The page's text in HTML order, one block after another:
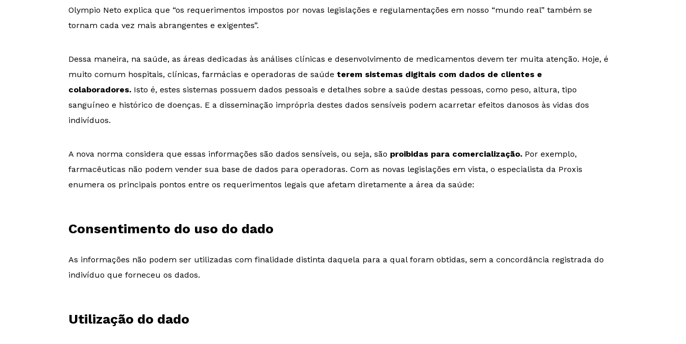
Olympio Neto explica que “os requerimentos impostos por novas legislações e regulamentações em nosso “mundo real” também se
tornam cada vez mais abrangentes e exigentes”.
Dessa maneira, na saúde, as áreas dedicadas às análises clínicas e desenvolvimento de medicamentos devem ter muita atenção. Hoje, é
muito comum hospitais, clínicas, farmácias e operadoras de saúdeterem sistemas digitais com dados de clientes e
colaboradores. Isto é, estes sistemas possuem dados pessoais e detalhes sobre a saúde destas pessoas, como peso, altura, tipo
sanguíneo e histórico de doenças. E a disseminação imprópria destes dados sensíveis podem acarretar efeitos danosos às vidas dos
indivíduos.
A nova norma considera que essas informações são dados sensíveis, ou seja, são proibidas para comercialização. Por exemplo,
farmacêuticas não podem vender sua base de dados para operadoras. Com as novas legislações em vista, o especialista da Proxis
enumera os principais pontos entre os requerimentos legais que afetam diretamente a área da saúde:
Consentimento do uso do dado
As informações não podem ser utilizadas com finalidade distinta daquela para a qual foram obtidas, sem a concordância registrada do
indivíduo que forneceu os dados.
Utilização do dado